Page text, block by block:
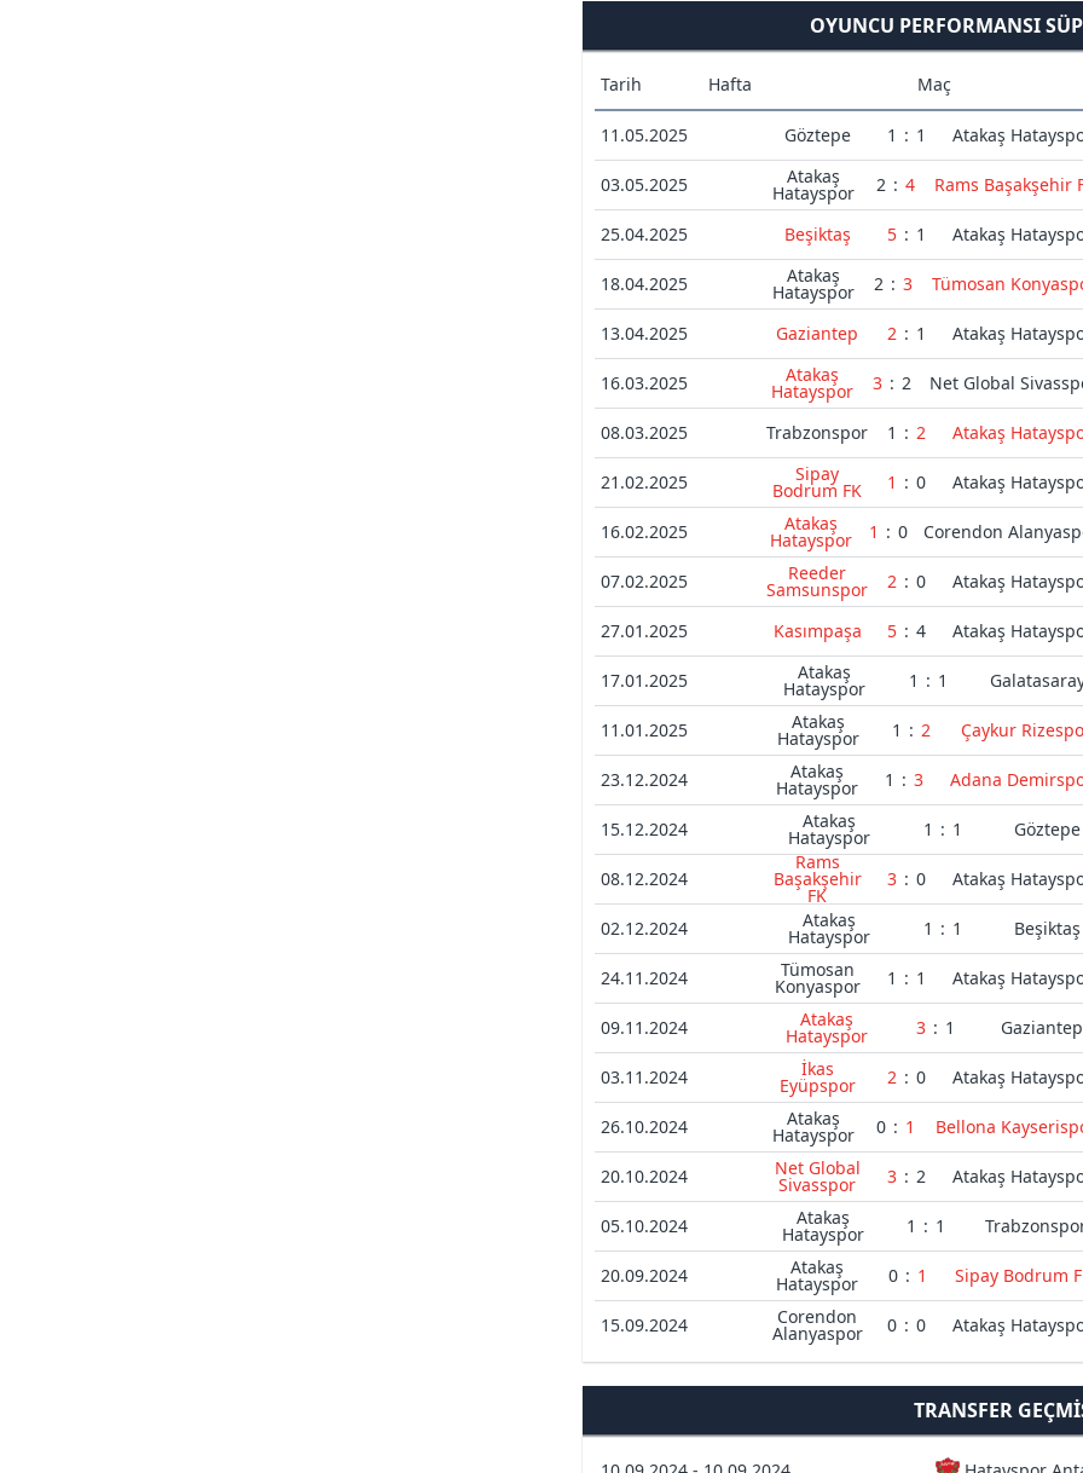
OYUNCU PERFORMANSI
Tarih Hafta Maç
11.05.2025 Göztepe 1 : 1 Atakaş
03.05.2025 Atakaş
Hatayspor 2 : 4 Rams Başakşehir
25.04.2025 Beşiktaş 5 : 1 Atakaş
18.04.2025 Atakaş
Hatayspor 2 : 3 Tümosan
13.04.2025 Gaziantep 2 : 1 Atakaş
16.03.2025 Atakaş
Hatayspor 3 : 2 Net Global
08.03.2025 Trabzonspor 1 : 2 Atakaş
21.02.2025 Sipay
Bodrum FK 1 : 0 Atakaş
16.02.2025 Atakaş
Hatayspor 1 : 0 Corendon
07.02.2025 Reeder
Samsunspor 2 : 0 Atakaş
27.01.2025 Kasımpaşa 5 : 4 Atakaş
17.01.2025 Atakaş
Hatayspor 1 : 1
11.01.2025 Atakaş
Hatayspor 1 : 2 Çaykur
23.12.2024 Atakaş
Hatayspor 1 : 3 Adana
15.12.2024 Atakaş
Hatayspor 1 : 1 Göztepe
08.12.2024
Rams
Başakşehir
FK
3 : 0 Atakaş
02.12.2024 Atakaş
Hatayspor 1 : 1 Beşiktaş
24.11.2024 Tümosan
Konyaspor 1 : 1 Atakaş
09.11.2024 Atakaş
Hatayspor 3 : 1 Gaziantep
03.11.2024 İkas
Eyüpspor 2 : 0 Atakaş
26.10.2024 Atakaş
Hatayspor 0 : 1 Bellona
20.10.2024 Net Global
Sivasspor 3 : 2 Atakaş
05.10.2024 Atakaş
Hatayspor 1 : 1
20.09.2024 Atakaş
Hatayspor 0 : 1 Sipay Bodrum
15.09.2024 Corendon
Alanyaspor 0 : 0 Atakaş
TRANSFER